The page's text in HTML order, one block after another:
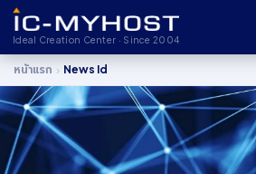
Ideal Creation Center · Since 2004
หน้าแรก › News Id